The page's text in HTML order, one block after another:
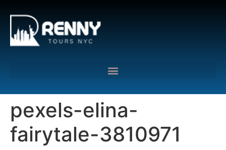
pexels-elina-
fairytale-3810971